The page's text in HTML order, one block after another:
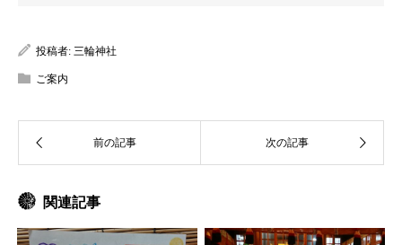
投稿者: 三輪神社
ご案内
関連記事